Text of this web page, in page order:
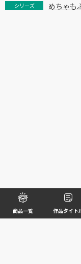
商品一覧 作品タイト
シリーズ めちゃも